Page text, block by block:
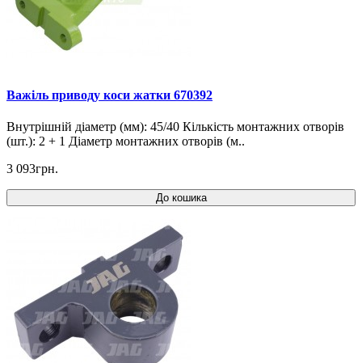
Важіль приводу коси жатки 670392
Внутрішній діаметр (мм): 45/40 Кількість монтажних отворів
(шт.): 2 + 1 Діаметр монтажних отворів (м..
3 093грн.
До кошика